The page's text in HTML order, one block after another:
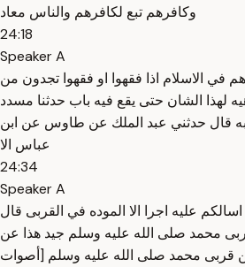
وكافرهم تبع لكافرهم والناس معاد
24:18
Speaker A
في الاسلام اذا فقهوا او فقهوا تجدون من
لهذا الشان حتى يقع فيه باب حدثنا مسدد
قال حدثني عبد الملك عن طاوس عن ابن
عباس الا
24:34
Speaker A
عليه اجرا الا الموده في القربى قال
محمد صلى الله عليه وسلم جيد هذا عن
قربى محمد صلى الله عليه وسلم [أصوات